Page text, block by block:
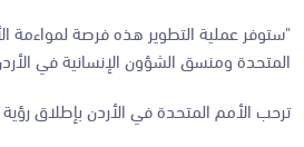
"ستوفر عملية التطوير هذه فرصة لمواءمة
المتحدة ومنسق الشؤون الإنسانية في
ترحب الأمم المتحدة في الأردن بإطلاق